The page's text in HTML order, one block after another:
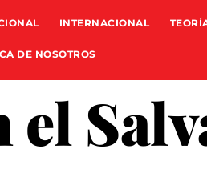
INTERNACIONAL
DE NOSOTROS
el